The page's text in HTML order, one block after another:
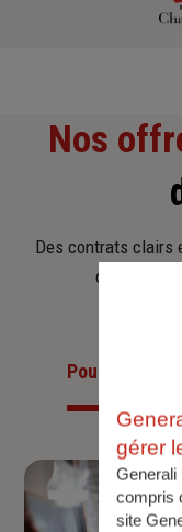
Nos
Des contrats clairs
Pour les
gérer
Generali
compris
site